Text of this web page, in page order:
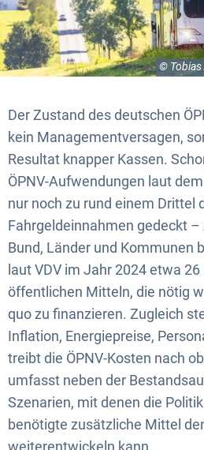
© Tobias
Der Zustand des deutschen
kein Managementversagen,
Resultat knapper Kassen.
ÖPNV-Aufwendungen laut
nur noch zu rund einem Drittel
Fahrgeldeinnahmen gedeckt
Bund, Länder und Kommunen
laut VDV im Jahr 2024 etwa 26
öffentlichen Mitteln, die nötig
quo zu finanzieren. Zugleich
Inflation, Energiepreise,
treibt die ÖPNV-Kosten nach
umfasst neben der
Szenarien, mit denen die
benötigte zusätzliche Mittel
weiterentwickeln kann.